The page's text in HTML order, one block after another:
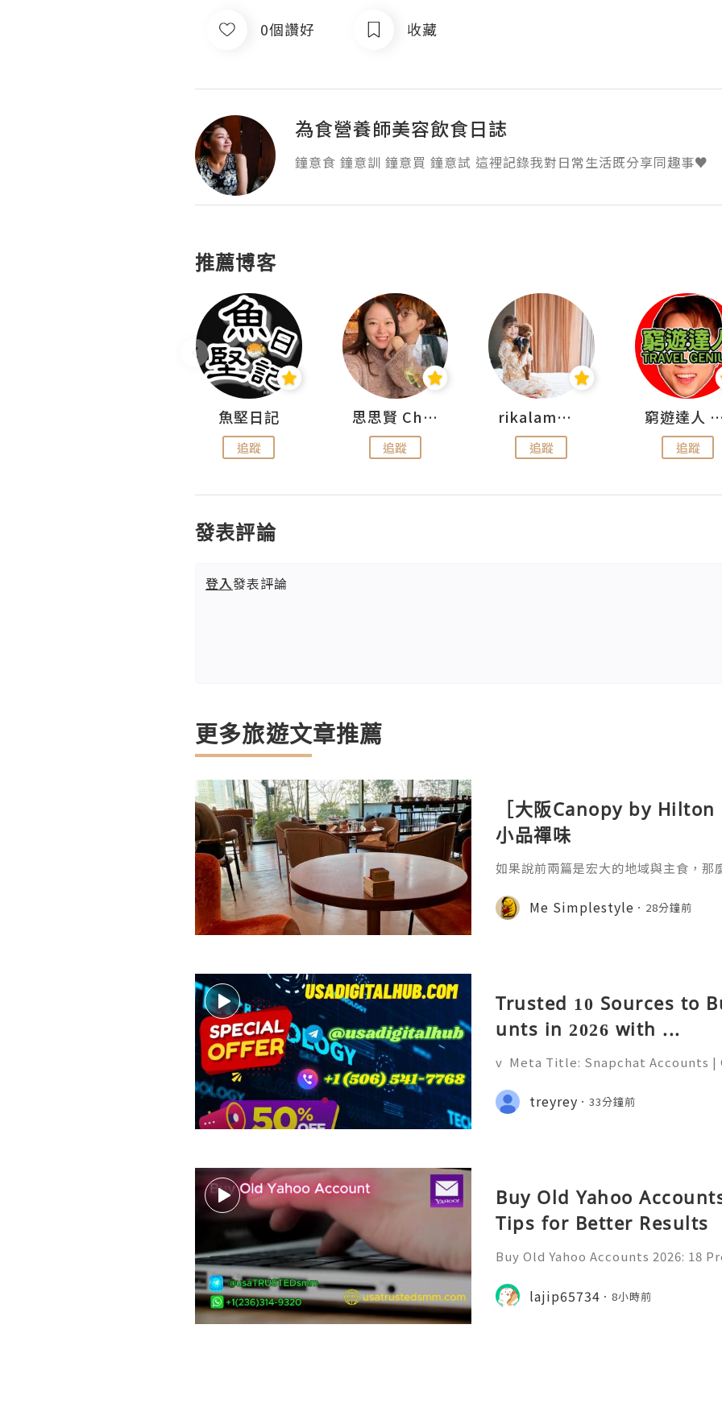
0個讚好 收藏
為食營養師美容飲食日誌
鐘意食 鐘意訓 鐘意買 鐘意試 這裡記錄我對日常生活既分享同趣事♥
推薦博客
魚堅日記
追蹤
思思賢 ChillMyBabe
追蹤
rikalammm
追蹤
窮遊達人
追蹤
發表評論
登入發表評論
更多旅遊文章推薦
［大阪Canopy by Hilton
小品禪味
如果說前兩篇是宏大的地域與主食，那
司，是極其講究時間與溫度的科學。日
黃凝固溫度不同——在恆溫 60-65℃ 的
Me Simplestyle 28分鐘前
Trusted 10 Sources to
unts in 2026 with ...
v Meta Title: Snapchat Accounts |
eliable 24/7 Customer Support
(506) 541-7768
treyrey 33分鐘前
Buy Old Yahoo
Tips for Better Results
Buy Old Yahoo Accounts 2026: 18
messages, professional
projects, subscriptio
lajip65734 8小時前